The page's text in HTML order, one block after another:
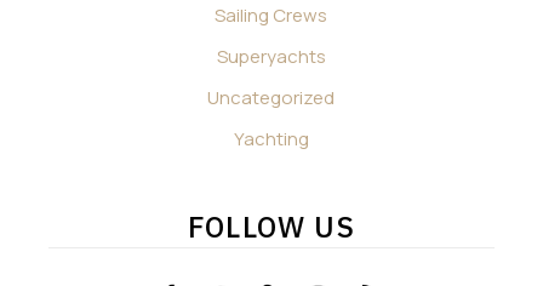
Sailing Crews
Superyachts
Uncategorized
Yachting
FOLLOW US